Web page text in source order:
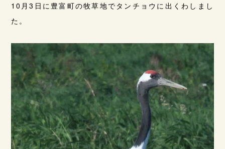
10月3日に豊富町の牧草地でタンチョウに出くわしまし
た。